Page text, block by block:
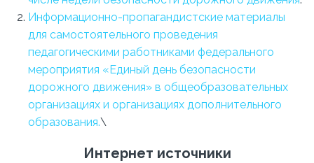
Информационно-пропагандистские материалы
для самостоятельного проведения
педагогическими работниками федерального
мероприятия «Единый день безопасности
дорожного движения» в общеобразовательных
организациях и организациях дополнительного
образования.\
Интернет источники